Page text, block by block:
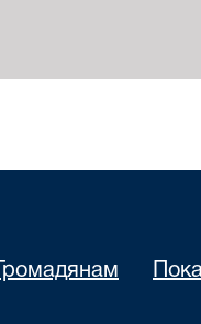
Громадянам